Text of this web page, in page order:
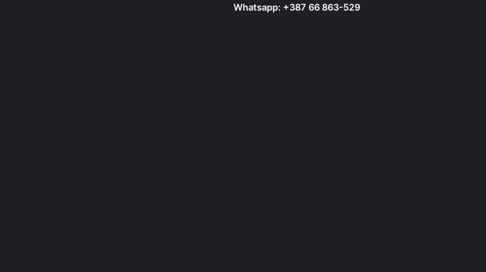
Whatsapp: +387 66 863-529